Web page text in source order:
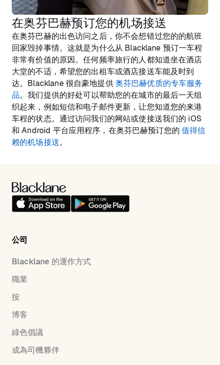
在奥芬巴赫预订您的机场接送
在奥芬巴赫的出色访问之后，你不会想错过您的的航班
回家毁掉事情。这就是为什么从 Blacklane 预订一车程
非常有价值的原因。任何频率旅行的人都知道坐在酒店
大堂的不适，希望您的出租车或酒店接送车能及时到
达。Blacklane 很自豪地提供奥芬巴赫优质的专车服务
品。我们提供的好处可以帮助您的在城市的最后一天组
织起来，例如短信和电子邮件更新，让您知道您的来港
车程的状态。通过访问我们的网站或使接送我们的 iOS
和 Android 平台应用程序，在奥芬巴赫预订您的值得信
赖的机场接送。
公司
Blacklane 的運作方式
職業
按
博客
綠色倡議
成為司機夥伴